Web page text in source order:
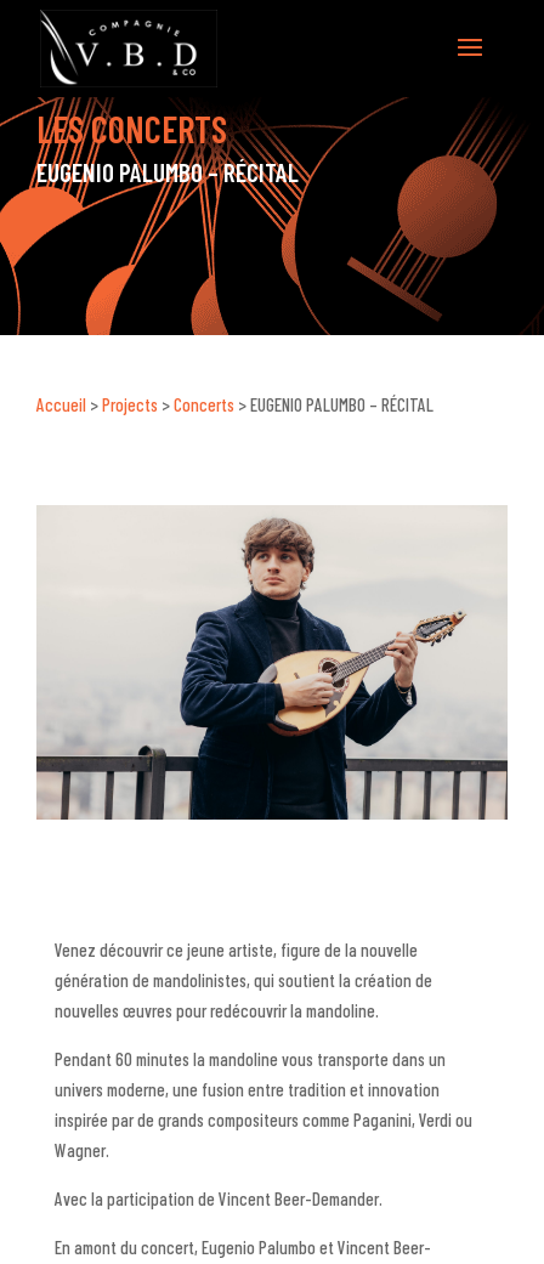
LES CONCERTS
EUGENIO PALUMBO – RÉCITAL
Accueil >Projects >Concerts >EUGENIO PALUMBO – RÉCITAL
Venez découvrir ce jeune artiste, figure de la nouvelle
génération de mandolinistes, qui soutient la création de
nouvelles œuvres pour redécouvrir la mandoline.
Pendant 60 minutes la mandoline vous transporte dans un
univers moderne, une fusion entre tradition et innovation
inspirée par de grands compositeurs comme Paganini, Verdi ou
Wagner.
Avec la participation de Vincent Beer-Demander.
En amont du concert, Eugenio Palumbo et Vincent Beer-